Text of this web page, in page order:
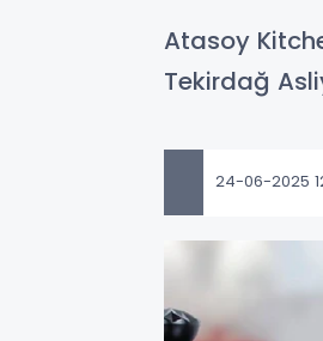
Atasoy
Tekirdağ
24-06-2025